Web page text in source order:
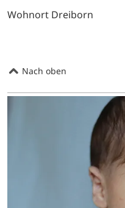
Wohnort Dreiborn
Nach oben